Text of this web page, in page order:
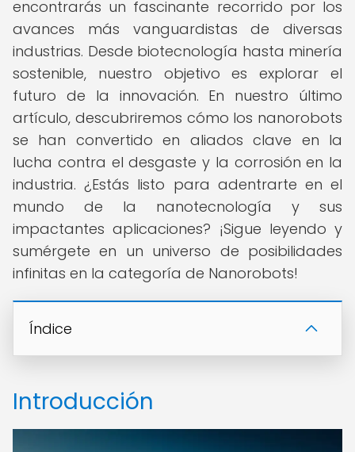
encontrarás un fascinante recorrido por los
avances más vanguardistas de diversas
industrias. Desde biotecnología hasta minería
sostenible, nuestro objetivo es explorar el
futuro de la innovación. En nuestro último
artículo, descubriremos cómo los nanorobots
se han convertido en aliados clave en la
lucha contra el desgaste y la corrosión en la
industria. ¿Estás listo para adentrarte en el
mundo de la nanotecnología y sus
impactantes aplicaciones? ¡Sigue leyendo y
sumérgete en un universo de posibilidades
infinitas en la categoría de Nanorobots!
Índice
Introducción